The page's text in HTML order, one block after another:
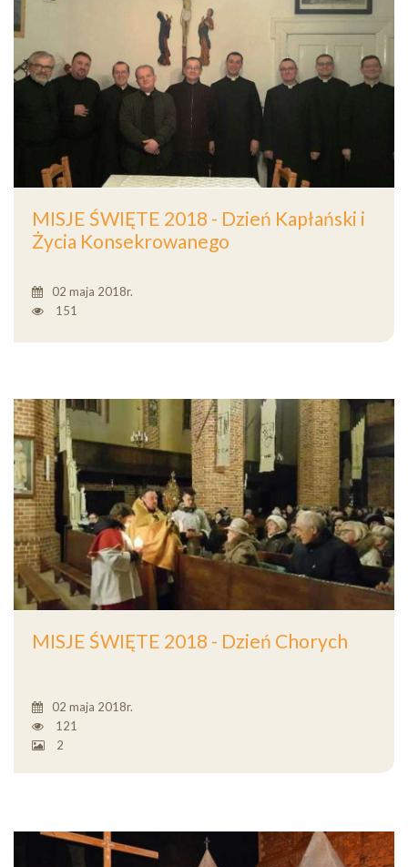
MISJE ŚWIĘTE 2018 - Dzień Kapłański i
Życia Konsekrowanego
02 maja 2018r.
151
MISJE ŚWIĘTE 2018 - Dzień Chorych
02 maja 2018r.
121
2